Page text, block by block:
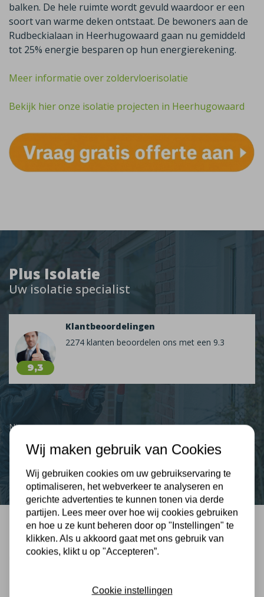
Plus Isolatie
Uw isolatie specialist
9,3
Klantbeoordelingen
2274 klanten beoordelen ons met een 9.3
Nieuws
Contact
Bel mij terug
Gratis, vrijblijvend advies
balken. De hele ruimte wordt gevuld waardoor er een
soort van warme deken ontstaat. De bewoners aan de
Rudbeckialaan in Heerhugowaard gaan nu gemiddeld
tot 25% energie besparen op hun energierekening.
Meer informatie over zoldervloerisolatie
Bekijk hier onze isolatie projecten in Heerhugowaard
Wij maken gebruik van Cookies
Wij gebruiken cookies om uw gebruikservaring te
optimaliseren, het webverkeer te analyseren en
gerichte advertenties te kunnen tonen via derde
partijen. Lees meer over hoe wij cookies gebruiken
en hoe u ze kunt beheren door op "Instellingen" te
klikken. Als u akkoord gaat met ons gebruik van
cookies, klikt u op "Accepteren”.
Cookie instellingen